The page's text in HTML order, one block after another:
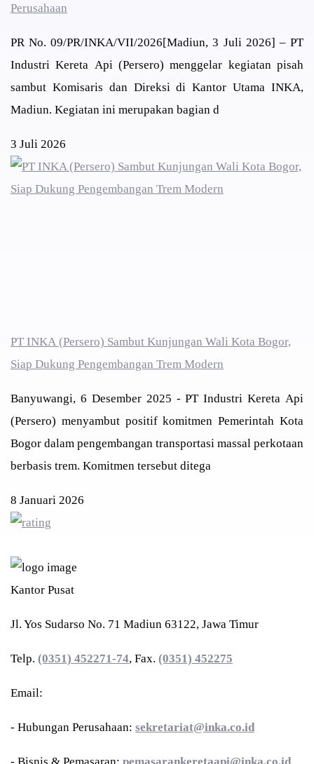
Perusahaan
PR No. 09/PR/INKA/VII/2026[Madiun, 3 Juli 2026] – PT
Industri Kereta Api (Persero) menggelar kegiatan pisah
sambut Komisaris dan Direksi di Kantor Utama INKA,
Madiun. Kegiatan ini merupakan bagian d
3 Juli 2026
PT INKA (Persero) Sambut Kunjungan Wali Kota Bogor,
Siap Dukung Pengembangan Trem Modern
Banyuwangi, 6 Desember 2025 - PT Industri Kereta Api
(Persero) menyambut positif komitmen Pemerintah Kota
Bogor dalam pengembangan transportasi massal perkotaan
berbasis trem. Komitmen tersebut ditega
8 Januari 2026
Kantor Pusat
Jl. Yos Sudarso No. 71 Madiun 63122, Jawa Timur
Telp. (0351) 452271-74, Fax. (0351) 452275
Email:
- Hubungan Perusahaan: sekretariat@inka.co.id